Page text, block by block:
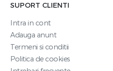
SUPORT CLIENTI
Intra in cont
Adauga anunt
Termeni si conditii
Politica de cookies